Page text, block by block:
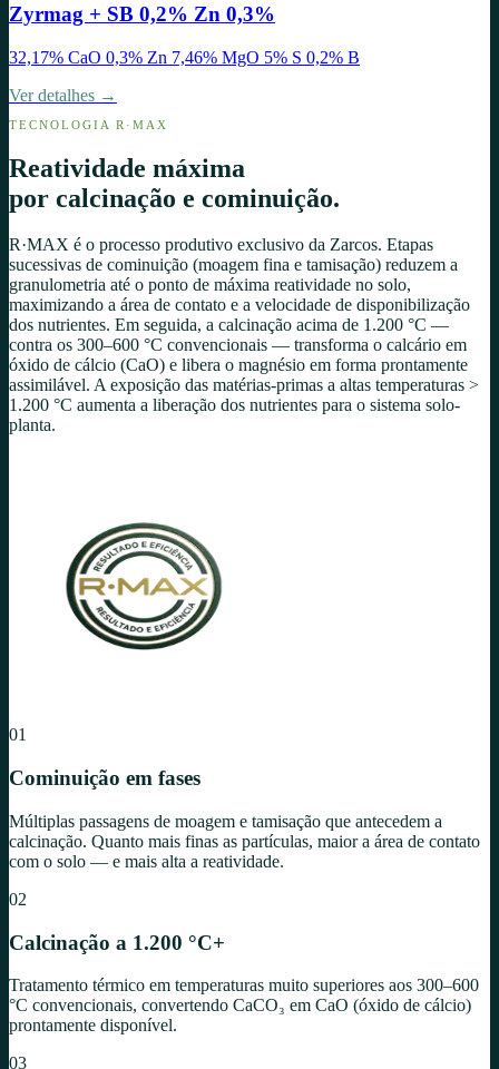
Zyrmag + SB 0,2% Zn 0,3%
32,17% CaO 0,3% Zn 7,46% MgO 5% S 0,2% B
Ver detalhes →
TECNOLOGIA R·MAX
Reatividade máxima
por calcinação e cominuição.
R·MAX é o processo produtivo exclusivo da Zarcos. Etapas
sucessivas de cominuição (moagem fina e tamisação) reduzem a
granulometria até o ponto de máxima reatividade no solo,
maximizando a área de contato e a velocidade de disponibilização
dos nutrientes. Em seguida, a calcinação acima de 1.200 °C —
contra os 300–600 °C convencionais — transforma o calcário em
óxido de cálcio (CaO) e libera o magnésio em forma prontamente
assimilável. A exposição das matérias-primas a altas temperaturas >
1.200 °C aumenta a liberação dos nutrientes para o sistema solo-
planta.
01
Cominuição em fases
Múltiplas passagens de moagem e tamisação que antecedem a
calcinação. Quanto mais finas as partículas, maior a área de contato
com o solo — e mais alta a reatividade.
02
Calcinação a 1.200 °C+
Tratamento térmico em temperaturas muito superiores aos 300–600
°C convencionais, convertendo CaCO₃ em CaO (óxido de cálcio)
prontamente disponível.
03